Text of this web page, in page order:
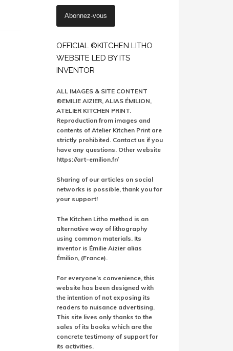
OFFICIAL ©KITCHEN LITHO
WEBSITE LED BY ITS
INVENTOR
ALL IMAGES & SITE CONTENT
©EMILIE AIZIER, ALIAS ÉMILION,
ATELIER KITCHEN PRINT.
Reproduction from images and
contents of Atelier Kitchen Print are
strictly prohibited. Contact us if you
have any questions. Other website
https://art-emilion.fr/
Sharing of our articles on social
networks is possible, thank you for
your support!
The Kitchen Litho method is an
alternative way of lithography
using common materials. Its
inventor is Émilie Aizier alias
Émilion, (France).
For everyone’s convenience, this
website has been designed with
the intention of not exposing its
readers to nuisance advertising.
This site lives only thanks to the
sales of its books which are the
concrete testimony of support for
its activities.